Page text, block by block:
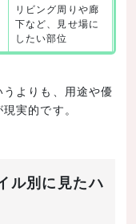
リビング周りや廊
下など、見せ場に
したい部位
よりも、用途や優
実的です。
ル別に見たハ